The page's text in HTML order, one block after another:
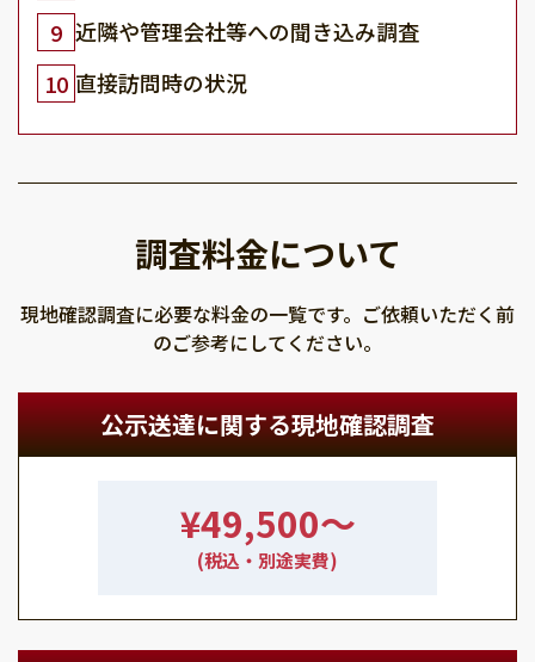
9 近隣や管理会社等への聞き込み調査
10 直接訪問時の状況
調査料金について
現地確認調査に必要な料金の一覧です。ご依頼いただく前
のご参考にしてください。
公示送達に関する現地確認調査
¥49,500〜
(税込・別途実費)